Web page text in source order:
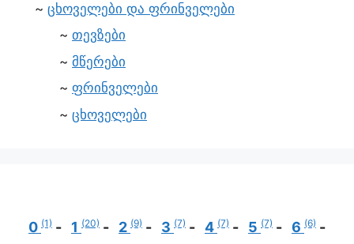
ცხოველები და ფრინველები
თევზები
მწერები
ფრინველები
ცხოველები
0 (1) 1 (20) 2 (9) 3 (7) 4 (7) 5 (7) 6 (6)